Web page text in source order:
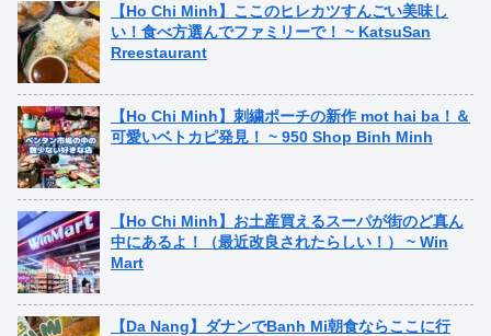
【Ho Chi Minh】ここのヒレカツすんごい美味し
い！食べ方選んでファミリーで！ ~ KatsuSan
Rreestaurant
【Ho Chi Minh】刺繍ポーチの新作 mot hai ba！＆
可愛いベトカピ発見！ ~ 950 Shop Binh Minh
【Ho Chi Minh】お土産買えるスーパが街のど真ん
中にあるよ！（最近改良されたらしい！） ~ Win
Mart
【Da Nang】ダナンでBanh Mi朝食ならここに行